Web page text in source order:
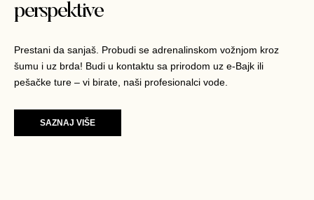
perspektive
Prestani da sanjaš. Probudi se adrenalinskom vožnjom kroz
šumu i uz brda! Budi u kontaktu sa prirodom uz e-Bajk ili
pešačke ture – vi birate, naši profesionalci vode.
SAZNAJ VIŠE